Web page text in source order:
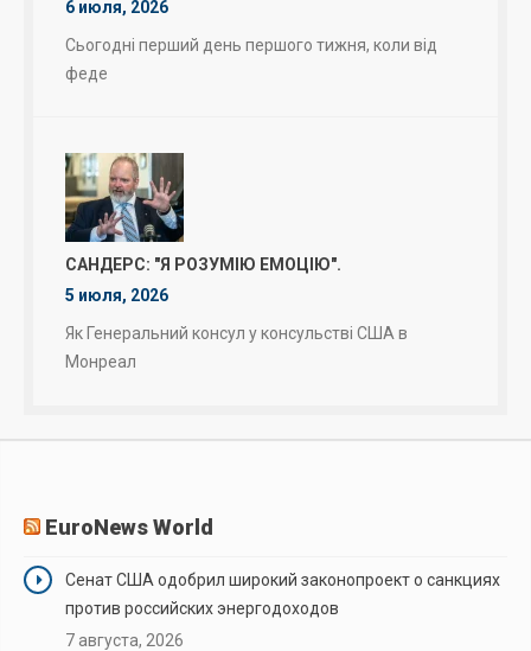
6 июля, 2026
Сьогодні перший день першого тижня, коли від
феде
САНДЕРС: "Я РОЗУМІЮ ЕМОЦІЮ".
5 июля, 2026
Як Генеральний консул у консульстві США в
Монреал
EuroNews World
Сенат США одобрил широкий законопроект о санкциях
против российских энергодоходов
7 августа, 2026